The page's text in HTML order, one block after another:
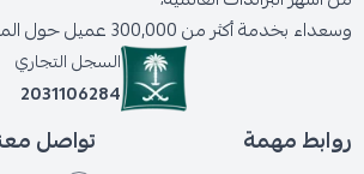
وسعداء بخدمة أكثر من 300,000 عميل حول المملكة.
السجل التجاري
2031106284
روابط مهمة تواصل